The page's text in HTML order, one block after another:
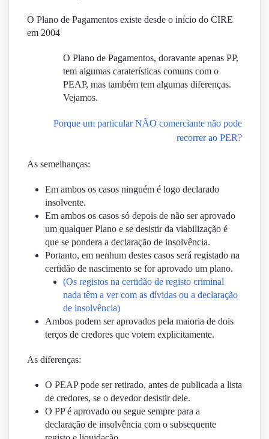
O Plano de Pagamentos existe desde o início do CIRE
em 2004
O Plano de Pagamentos, doravante apenas PP,
tem algumas caraterísticas comuns com o
PEAP, mas também tem algumas diferenças.
Vejamos.
Porque um particular NÃO comerciante não pode
recorrer ao PER?
As semelhanças:
Em ambos os casos ninguém é logo declarado
insolvente.
Em ambos os casos só depois de não ser aprovado
um qualquer Plano e se desistir da viabilização é
que se pondera a declaração de insolvência.
Portanto, em nenhum destes casos será registado na
certidão de nascimento se for aprovado um plano.
(Os registos na certidão de registo criminal
nada têm a ver com as dívidas ou a declaração
de insolvência)
Ambos podem ser aprovados pela maioria de dois
terços de credores que votem explicitamente.
As diferenças:
O PEAP pode ser retirado, antes de publicada a lista
de credores, se o devedor desistir dele.
O PP é aprovado ou segue sempre para a
declaração de insolvência com o subsequente